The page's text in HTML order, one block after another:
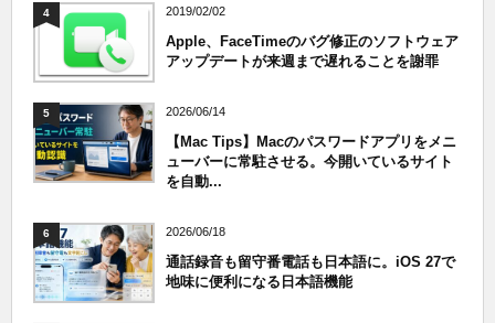
4 2019/02/02
Apple、FaceTimeのバグ修正のソフトウェア
アップデートが来週まで遅れることを謝罪
5 2026/06/14
【Mac Tips】Macのパスワードアプリをメニ
ューバーに常駐させる。今開いているサイト
を自動...
6 2026/06/18
通話録音も留守番電話も日本語に。iOS 27で
地味に便利になる日本語機能